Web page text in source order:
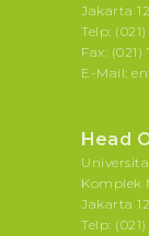
Jakarta
Telp:
Fax:
E-Mail:
Head
Komplek
Jakarta
Telp: